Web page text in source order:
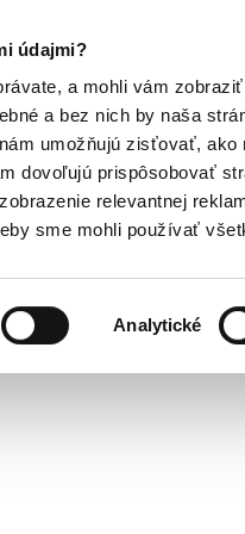
údajmi?
a mohli vám
a bez nich by naša
umožňujú zisťovať, ako
dovoľujú prispôsobovať
relevantnej
sme mohli používať
Analytické